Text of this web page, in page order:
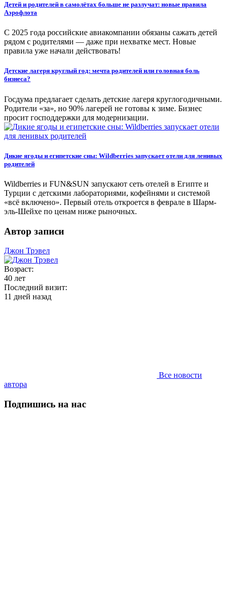
Детей и родителей в самолётах больше не разлучат: новые правила
Аэрофлота
С 2025 года российские авиакомпании обязаны сажать детей
рядом с родителями — даже при нехватке мест. Новые
правила уже начали действовать!
Детские лагеря круглый год: мечта родителей или головная боль
бизнеса?
Госдума предлагает сделать детские лагеря круглогодичными.
Родители «за», но 90% лагерей не готовы к зиме. Бизнес
просит господдержки для модернизации.
Дикие ягоды и египетские сны: Wildberries запускает отели для ленивых
родителей
Wildberries и FUN&SUN запускают сеть отелей в Египте и
Турции с детскими лабораториями, кофейнями и системой
«всё включено». Первый отель откроется в феврале в Шарм-
эль-Шейхе по ценам ниже рыночных.
Автор записи
Джон Трэвел
Возраст:
40 лет
Последний визит:
11 дней назад
Все новости
автора
Подпишись на нас